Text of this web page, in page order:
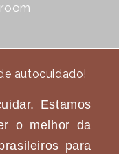
autocuidado!
Estamos
o melhor da
para